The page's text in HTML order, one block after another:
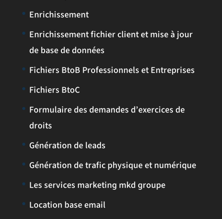
Enrichissement
Enrichissement fichier client et mise à jour
de base de données
Fichiers BtoB Professionnels et Entreprises
Fichiers BtoC
Formulaire des demandes d’exercices de
droits
Génération de leads
Génération de trafic physique et numérique
Les services marketing mkd groupe
Location base email